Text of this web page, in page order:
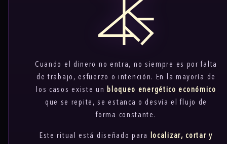
Cuando el dinero no entra, no siempre es por falta
de trabajo, esfuerzo o intención. En la mayoría de
los casos existe un bloqueo energético económico
que se repite, se estanca o desvía el flujo de
forma constante.
Este ritual está diseñado para
localizar, cortar y